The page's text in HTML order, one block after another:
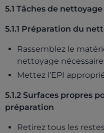
5.1 Tâches de
5.1.1 Préparation du
Rassemblez le
nettoyage
Mettez l’EPI
5.1.2 Surfaces propres
préparation
Retirez tous les